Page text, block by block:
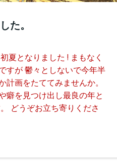
た。
夏となりました ! まもなく
すが 鬱々としないで今年半
画をたててみませんか。
癖を見つけ出し最良の年と
どうぞお立ち寄りくださ